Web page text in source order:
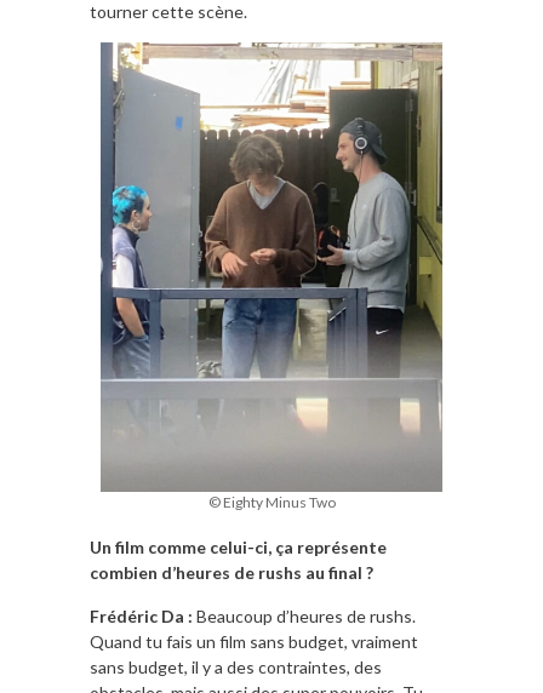
tourner cette scène.
© Eighty Minus Two
Un film comme celui-ci, ça représente
combien d’heures de rushs au final ?
Frédéric Da : Beaucoup d’heures de rushs.
Quand tu fais un film sans budget, vraiment
sans budget, il y a des contraintes, des